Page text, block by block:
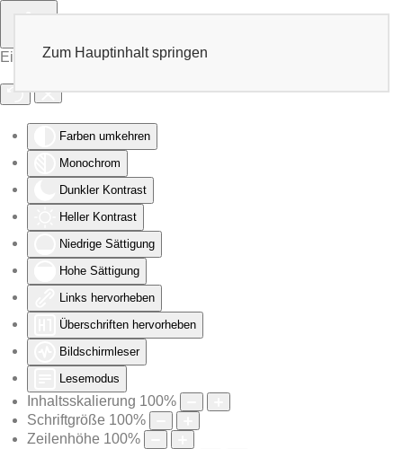
Eingabehilfen öffnen
Farben umkehren
Monochrom
Dunkler Kontrast
Heller Kontrast
Niedrige Sättigung
Hohe Sättigung
Links hervorheben
Überschriften hervorheben
Bildschirmleser
Lesemodus
Inhaltsskalierung 100%
Schriftgröße 100%
Zeilenhöhe 100%
Zum Hauptinhalt springen